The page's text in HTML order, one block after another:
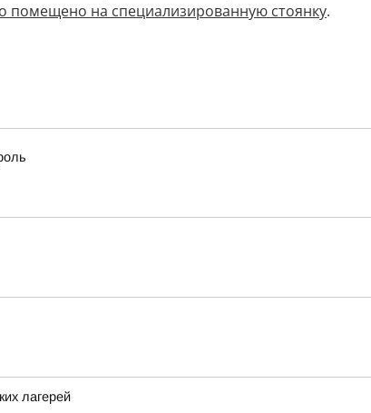
помещено на специализированную стоянку.
лагерей